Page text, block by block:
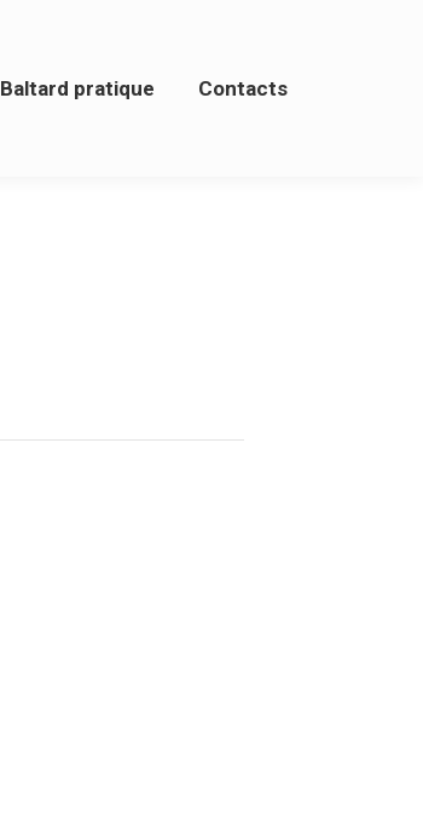
Baltard pratique Contacts